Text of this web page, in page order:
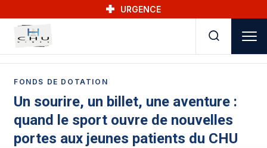
URGENCE
FONDS DE DOTATION
Un sourire, un billet, une aventure :
quand le sport ouvre de nouvelles
portes aux jeunes patients du CHU